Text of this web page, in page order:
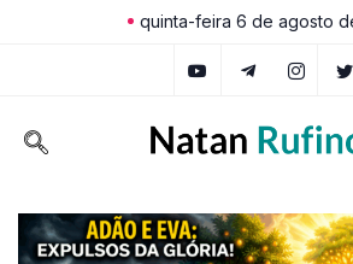
quinta-feira 6 de agosto